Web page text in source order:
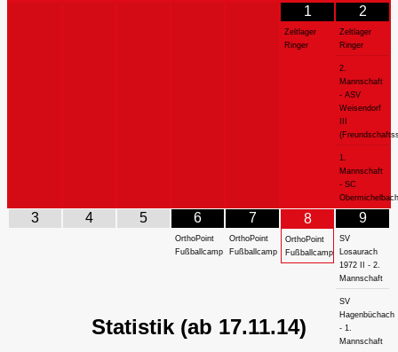
1
Zeltlager
Ringer
2
Zeltlager
Ringer
2.
Mannschaft
- ASV
Weisendorf
1.
Mannschaft
- SC
Obermichelbach
3 4 5 6
OrthoPoint
Fußballcamp
7
OrthoPoint
Fußballcamp
8
OrthoPoint
Fußballcamp
9
SV
Losaurach
1972 II - 2.
Mannschaft
SV
Hagenbüchach
- 1.
Mannschaft
Statistik (ab 17.11.14)